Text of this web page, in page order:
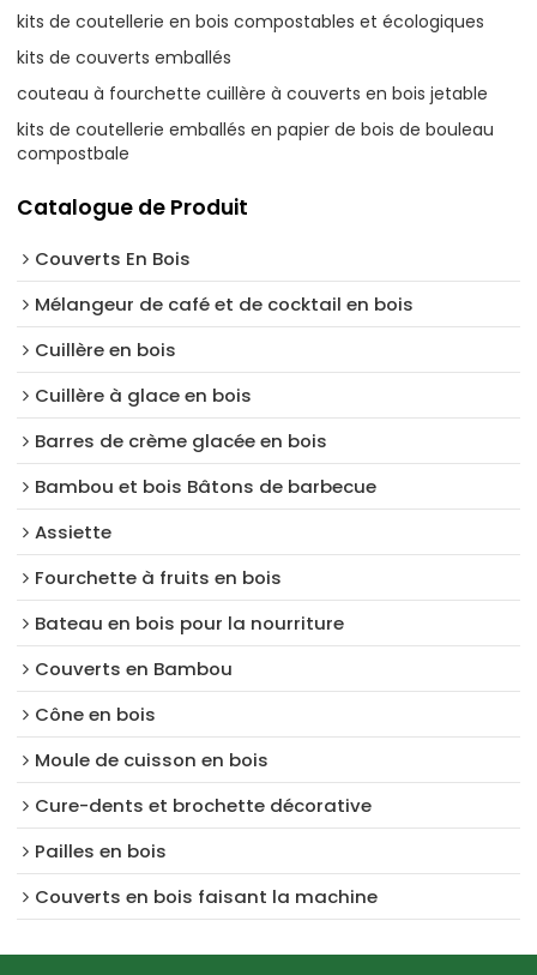
kits de coutellerie en bois compostables et écologiques
kits de couverts emballés
couteau à fourchette cuillère à couverts en bois jetable
kits de coutellerie emballés en papier de bois de bouleau
compostbale
Catalogue de Produit
Couverts En Bois
Mélangeur de café et de cocktail en bois
Cuillère en bois
Cuillère à glace en bois
Barres de crème glacée en bois
Bambou et bois Bâtons de barbecue
Assiette
Fourchette à fruits en bois
Bateau en bois pour la nourriture
Couverts en Bambou
Cône en bois
Moule de cuisson en bois
Cure-dents et brochette décorative
Pailles en bois
Couverts en bois faisant la machine